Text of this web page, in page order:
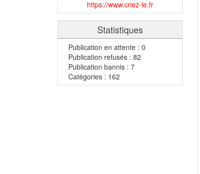
https://www.criez-le.fr
Statistiques
Publication en attente : 0
Publication refusés : 82
Publication bannis : 7
Catégories : 162